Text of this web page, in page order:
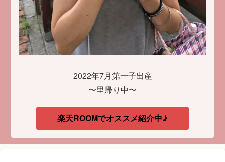
2022年7月第一子出産
〜里帰り中〜
楽天ROOMでオススメ紹介中♪